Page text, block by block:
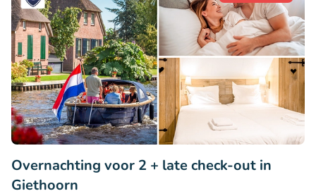
Overnachting voor 2 + late check-out in
Giethoorn